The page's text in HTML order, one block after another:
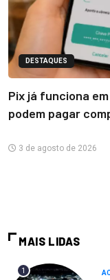
DESTAQUES
Pix já funciona
podem pagar
3 de agosto de 2026
MAIS LIDAS
1